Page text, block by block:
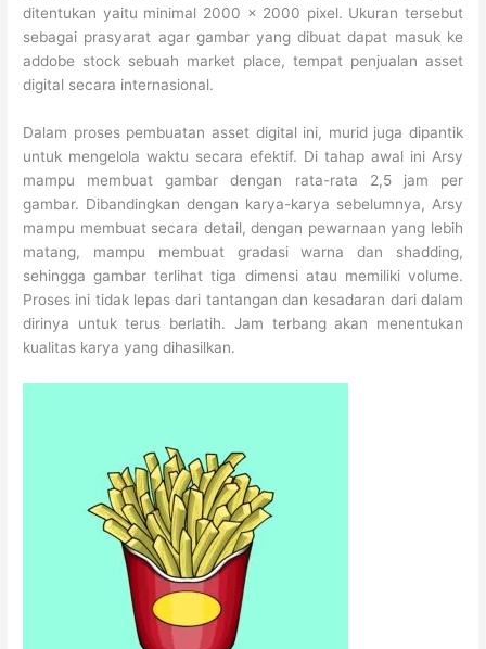
ditentukan yaitu minimal 2000 x 2000 pixel. Ukuran tersebut
sebagai prasyarat agar gambar yang dibuat dapat masuk ke
addobe stock sebuah market place, tempat penjualan asset
digital secara internasional.
Dalam proses pembuatan asset digital ini, murid juga dipantik
untuk mengelola waktu secara efektif. Di tahap awal ini Arsy
mampu membuat gambar dengan rata-rata 2,5 jam per
gambar. Dibandingkan dengan karya-karya sebelumnya, Arsy
mampu membuat secara detail, dengan pewarnaan yang lebih
matang, mampu membuat gradasi warna dan shadding,
sehingga gambar terlihat tiga dimensi atau memiliki volume.
Proses ini tidak lepas dari tantangan dan kesadaran dari dalam
dirinya untuk terus berlatih. Jam terbang akan menentukan
kualitas karya yang dihasilkan.